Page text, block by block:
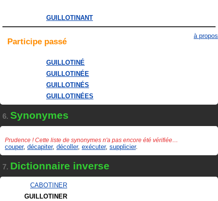
GUILLOTINANT
Participe passé
à propos
GUILLOTINÉ
GUILLOTINÉE
GUILLOTINÉS
GUILLOTINÉES
6. Synonymes
Prudence ! Cette liste de synonymes n'a pas encore été vérifiée…
couper, décapiter, décoller, exécuter, supplicier.
7. Dictionnaire inverse
CABOTINER
GUILLOTINER